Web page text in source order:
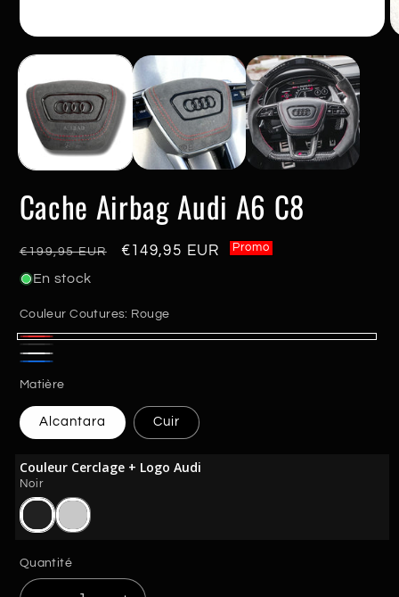
le
média
dans
une
fenêtre
modale
Cache Airbag Audi A6 C8
Prix
habituel
€199,95 EUR Promo
€149,95 EUR Promo
En stock
Couleur Coutures: Rouge
Rouge
Noir
Blanc
Matière
Alcantara Cuir
Couleur Cerclage + Logo Audi
Noir
Quantité
Quantité